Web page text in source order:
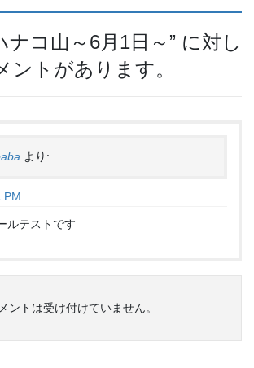
ナコ山～6月1日～ ” に対し
ントがあります。
より:
PM
ルテストです
ントは受け付けていません。